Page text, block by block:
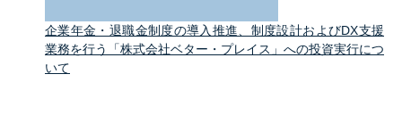
企業年金・退職金制度の導入推進、制度設計およびDX支援
業務を行う「株式会社ベター・プレイス」への投資実行につ
いて